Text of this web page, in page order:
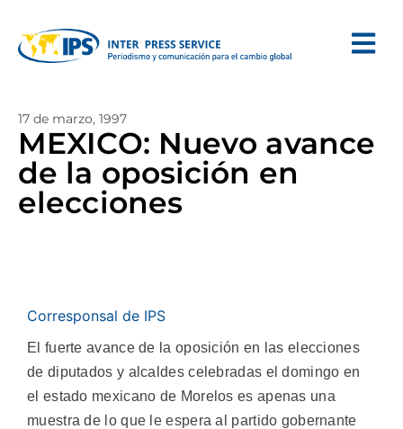
17 de marzo, 1997
MEXICO: Nuevo avance
de la oposición en
elecciones
Corresponsal de IPS
El fuerte avance de la oposición en las elecciones
de diputados y alcaldes celebradas el domingo en
el estado mexicano de Morelos es apenas una
muestra de lo que le espera al partido gobernante